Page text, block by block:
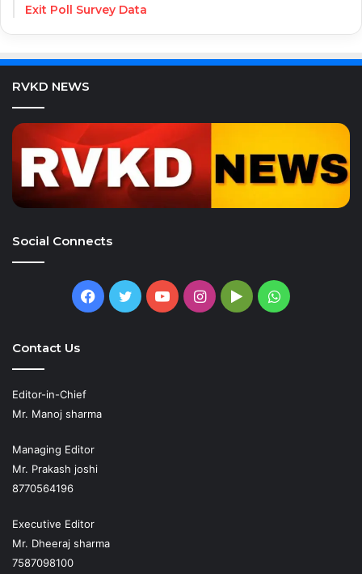
Exit Poll Survey Data
RVKD NEWS
Social Connects
Facebook
TwitterYouTubeInstagram
GoogleWhatsApp
Contact Us
Editor-in-Chief
Mr. Manoj sharma
Managing Editor
Mr. Prakash joshi
8770564196
Executive Editor
Mr. Dheeraj sharma
7587098100